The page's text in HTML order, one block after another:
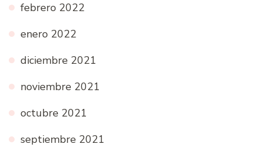
febrero 2022
enero 2022
diciembre 2021
noviembre 2021
octubre 2021
septiembre 2021